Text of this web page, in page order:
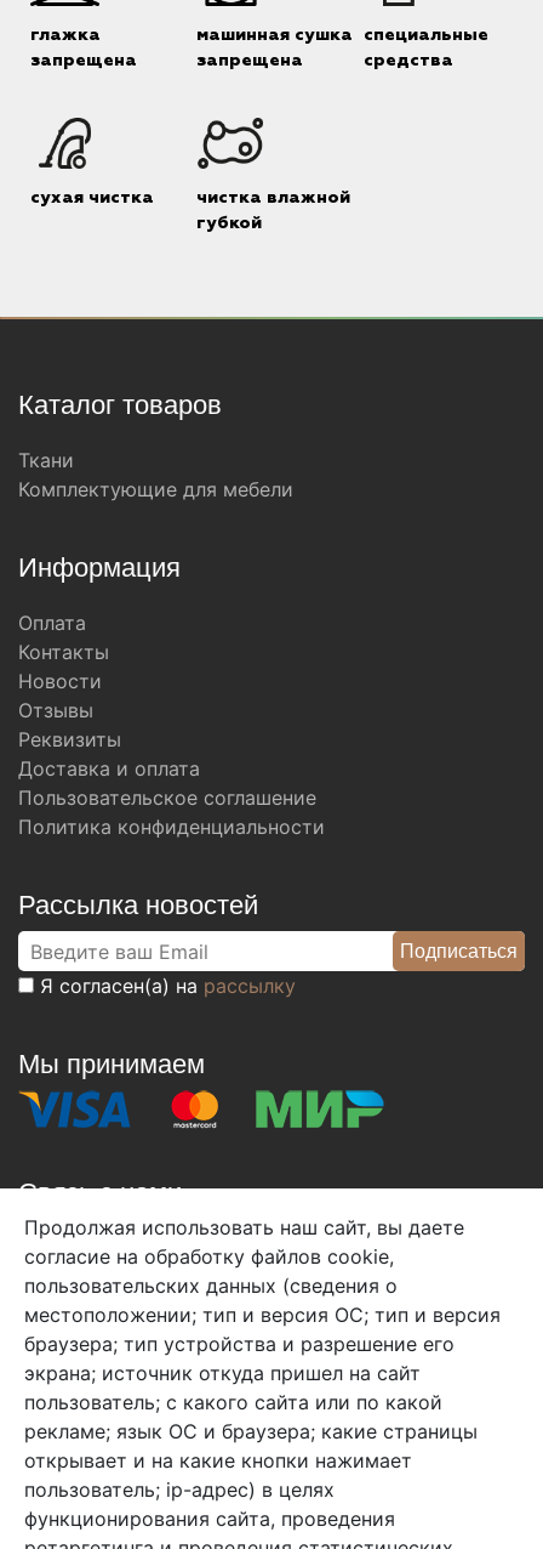
глажка
запрещена
машинная сушка
запрещена
специальные
средства
сухая чистка
чистка влажной
губкой
Каталог товаров
Ткани
Комплектующие для мебели
Информация
Оплата
Контакты
Новости
Отзывы
Реквизиты
Доставка и оплата
Пользовательское соглашение
Политика конфиденциальности
Рассылка новостей
Я согласен(а) на рассылку
Мы принимаем
Связь с нами
+7 (495) 933-38-08
info@arben-textile.ru- оптовые продажи
Арбен текстиль г. Щелково, пер.
1-й Советский д.25, владение 2.
Мы в соц. сетях
Продолжая использовать наш сайт, вы даете
согласие на обработку файлов cookie,
пользовательских данных (сведения о
местоположении; тип и версия ОС; тип и версия
браузера; тип устройства и разрешение его
экрана; источник откуда пришел на сайт
пользователь; с какого сайта или по какой
рекламе; язык ОС и браузера; какие страницы
открывает и на какие кнопки нажимает
пользователь; ip-адрес) в целях
функционирования сайта, проведения